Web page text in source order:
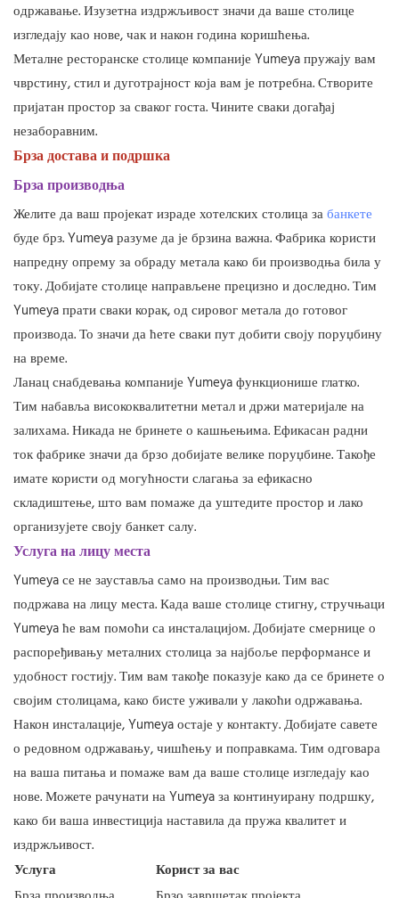
одржавање. Изузетна издржљивост значи да ваше столице
изгледају као нове, чак и након година коришћења.
Металне ресторанске столице компаније Yumeya пружају вам
чврстину, стил и дуготрајност која вам је потребна. Створите
пријатан простор за сваког госта. Чините сваки догађај
незаборавним.
Брза достава и подршка
Брза производња
Желите да ваш пројекат израде хотелских столица забанкете
буде брз. Yumeya разуме да је брзина важна. Фабрика користи
напредну опрему за обраду метала како би производња била у
току. Добијате столице направљене прецизно и доследно. Тим
Yumeya прати сваки корак, од сировог метала до готовог
производа. То значи да ћете сваки пут добити своју поруџбину
на време.
Ланац снабдевања компаније Yumeya функционише глатко.
Тим набавља висококвалитетни метал и држи материјале на
залихама. Никада не бринете о кашњењима. Ефикасан радни
ток фабрике значи да брзо добијате велике поруџбине. Такође
имате користи од могућности слагања за ефикасно
складиштење, што вам помаже да уштедите простор и лако
организујете своју банкет салу.
Услуга на лицу места
Yumeya се не зауставља само на производњи. Тим вас
подржава на лицу места. Када ваше столице стигну, стручњаци
Yumeya ће вам помоћи са инсталацијом. Добијате смернице о
распоређивању металних столица за најбоље перформансе и
удобност гостију. Тим вам такође показује како да се бринете о
својим столицама, како бисте уживали у лакоћи одржавања.
Након инсталације, Yumeya остаје у контакту. Добијате савете
о редовном одржавању, чишћењу и поправкама. Тим одговара
на ваша питања и помаже вам да ваше столице изгледају као
нове. Можете рачунати на Yumeya за континуирану подршку,
како би ваша инвестиција наставила да пружа квалитет и
издржљивост.
Услуга
Корист за вас